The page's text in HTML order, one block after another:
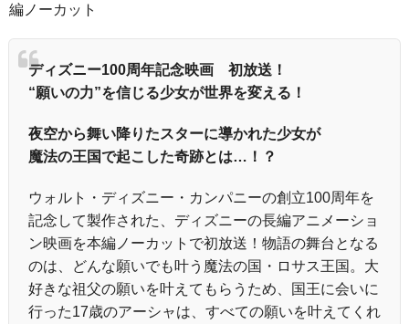
編ノーカット
ディズニー100周年記念映画 初放送！
“願いの力”を信じる少女が世界を変える！
夜空から舞い降りたスターに導かれた少女が
魔法の王国で起こした奇跡とは…！？
ウォルト・ディズニー・カンパニーの創立100周年を
記念して製作された、ディズニーの長編アニメーショ
ン映画を本編ノーカットで初放送！物語の舞台となる
のは、どんな願いでも叶う魔法の国・ロサス王国。大
好きな祖父の願いを叶えてもらうため、国王に会いに
行った17歳のアーシャは、すべての願いを叶えてくれ